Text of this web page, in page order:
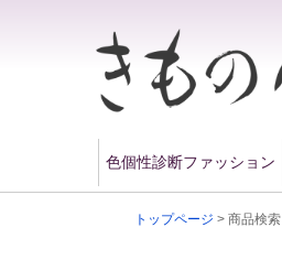
色個性診断ファッション
トップページ > 商品検索